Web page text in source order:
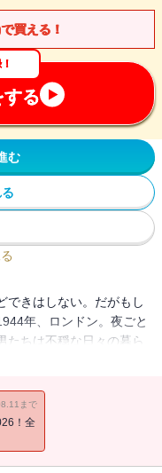
買える！
る
む
できはしない。だがもし
年、ロンドン。夜ごと
たちは不穏な日々の暮ら
た都会の廃墟で、深夜の
は、赤裸々にさらけ出さ
ォーターズの筆は、人生
な手法を駆使して、人間
まで
！全